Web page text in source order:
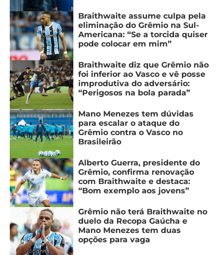
Braithwaite assume culpa pela
eliminação do Grêmio na Sul-
Americana: “Se a torcida quiser
pode colocar em mim”
Braithwaite diz que Grêmio não
foi inferior ao Vasco e vê posse
improdutiva do adversário:
“Perigosos na bola parada”
Mano Menezes tem dúvidas
para escalar o ataque do
Grêmio contra o Vasco no
Brasileirão
Alberto Guerra, presidente do
Grêmio, confirma renovação
com Braithwaite e destaca:
“Bom exemplo aos jovens”
Grêmio não terá Braithwaite no
duelo da Recopa Gaúcha e
Mano Menezes tem duas
opções para vaga